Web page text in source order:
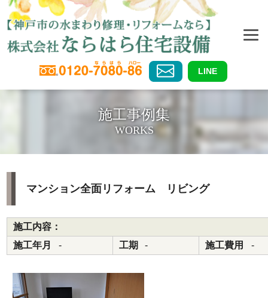
LINE
施工事例集
WORKS
マンション全面リフォーム リビング
施工内容：
施工年月
- 工期 - 施工費用 -